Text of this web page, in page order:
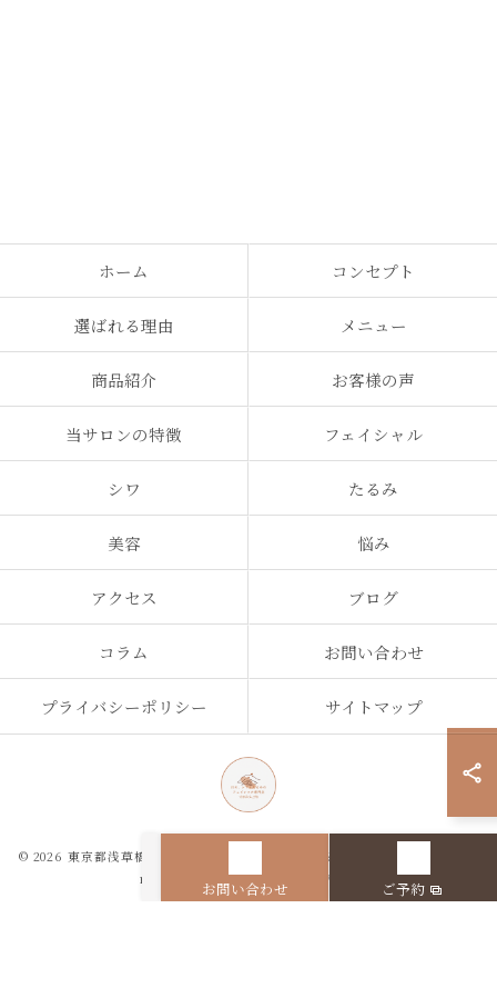
お問い合わせ ご予約
ホーム コンセプト
選ばれる理由 メニュー
商品紹介 お客様の声
当サロンの特徴 フェイシャル
シワ たるみ
美容 悩み
アクセス ブログ
コラム お問い合わせ
プライバシーポリシー サイトマップ
© 2026 東京都浅草橋のエステなら目の、シワとたるみのフェイシャル専門店
regalo ALL RIGHTS RESERVED.